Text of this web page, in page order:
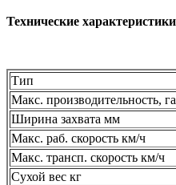
Технические характеристики
Тип
Макс. производительность,
Ширина захвата мм
Макс. раб. скорость км/ч
Макс. трансп. скорость км/ч
Сухой вес кг